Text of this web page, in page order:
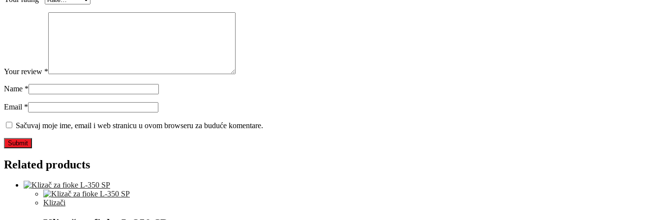
Your review *
Name *
Email *
Sačuvaj moje ime, email i web stranicu u ovom browseru za buduće komentare.
Related products
Klizači